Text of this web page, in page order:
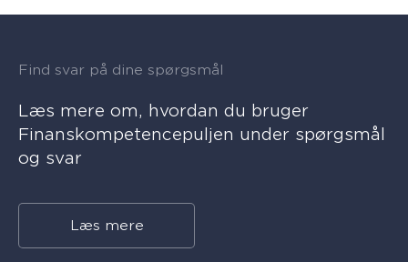
Find svar på dine spørgsmål
Læs mere om, hvordan du bruger
Finanskompetencepuljen under spørgsmål
og svar
Læs mere